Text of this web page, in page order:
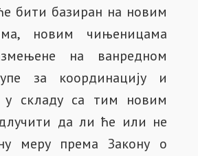
бити базиран на новим
новим чињеницама
на ванредном
за координацију и
у складу са тим новим
да ли ће или не
меру према Закону о